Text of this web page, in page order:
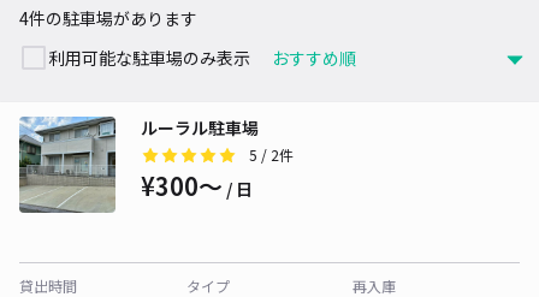
4件の駐車場があります
利用可能な駐車場のみ表示
ルーラル駐車場
5 / 2件
¥300〜 / 日
貸出時間
タイプ
再入庫